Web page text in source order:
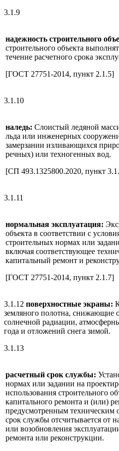
3.1.9
надежность строительного
строительного объекта
течение расчетного срока
[ГОСТ 27751-2014, пункт 2.1.5]
3.1.10
наледь: Слоистый ледяной
льда или инженерных
замерзании изливающихся
речных) или техногенных вод.
[СП 493.1325800.2020, пункт
3.1.11
нормальная эксплуатация:
объекта в соответствии с
строительных нормах или
включая соответствующее
капитальный ремонт и
[ГОСТ 27751-2014, пункт 2.1.7]
3.1.12 поверхностные экраны:
земляного полотна, снижающие
солнечной радиации,
года и отложений снега зимой.
3.1.13
расчетный срок службы:
нормах или задании на
использования строительного
капитального ремонта и (или)
предусмотренным техническим
срок службы отсчитывается от
или возобновления
ремонта или реконструкции.